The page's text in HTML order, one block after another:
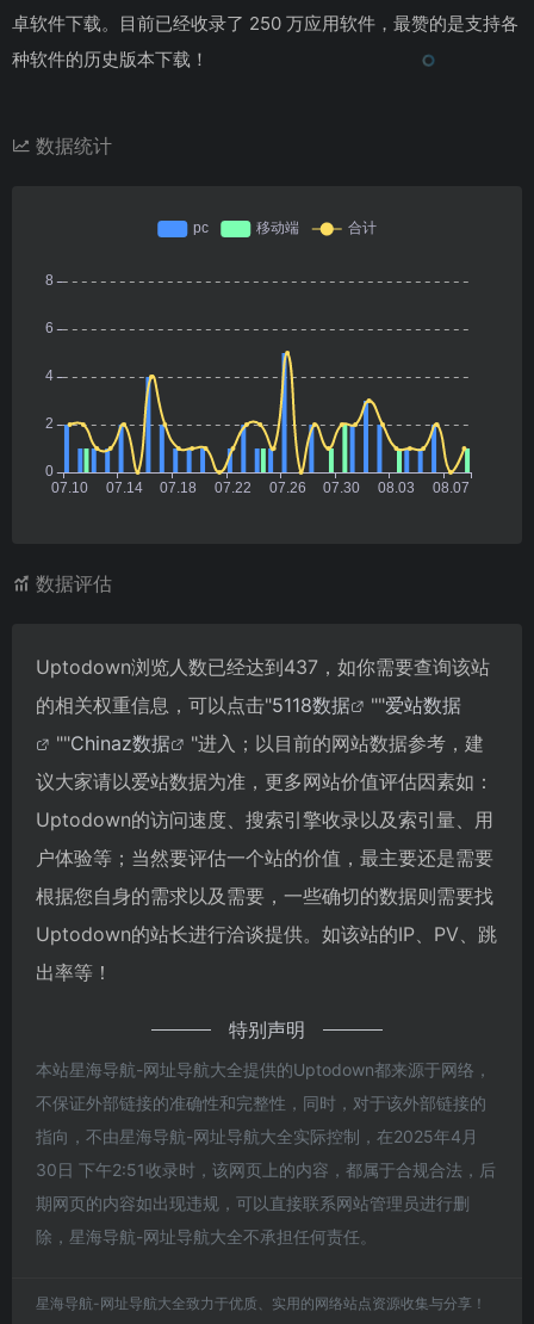
卓软件下载。目前已经收录了 250 万应用软件，最赞的是支持各
种软件的历史版本下载！
数据统计
数据评估
Uptodown浏览人数已经达到437，如你需要查询该站
的相关权重信息，可以点击"5118数据 ""爱站数据
""Chinaz数据
"进入；以目前的网站数据参考，建
议大家请以爱站数据为准，更多网站价值评估因素如：
Uptodown的访问速度、搜索引擎收录以及索引量、用
户体验等；当然要评估一个站的价值，最主要还是需要
根据您自身的需求以及需要，一些确切的数据则需要找
Uptodown的站长进行洽谈提供。如该站的IP、PV、跳
出率等！
特别声明
本站星海导航-网址导航大全提供的Uptodown都来源于网络，
不保证外部链接的准确性和完整性，同时，对于该外部链接的
指向，不由星海导航-网址导航大全实际控制，在2025年4月
30日 下午2:51收录时，该网页上的内容，都属于合规合法，后
期网页的内容如出现违规，可以直接联系网站管理员进行删
除，星海导航-网址导航大全不承担任何责任。
星海导航-网址导航大全致力于优质、实用的网络站点资源收集与分享！